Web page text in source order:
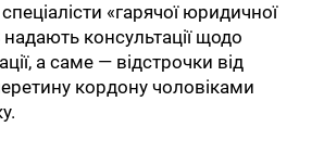
«гарячої юридичної
надають консультації щодо
а саме — відстрочки від
кордону чоловіками